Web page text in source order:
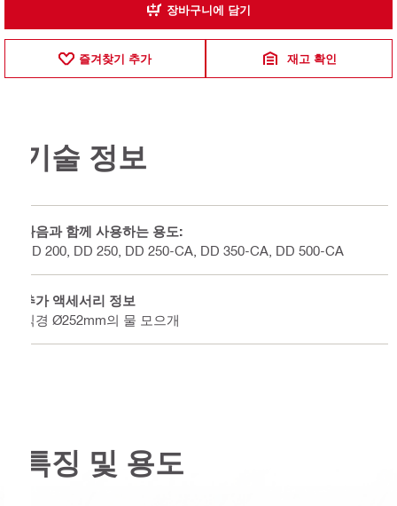
장바구니에 담기
즐겨찾기 추가 재고 확인
기술 정보
다음과 함께 사용하는 용도:
DD 200, DD 250, DD 250-CA, DD 350-CA, DD 500-CA
추가 액세서리 정보
직경 Ø252mm의 물 모으개
특징 및 용도